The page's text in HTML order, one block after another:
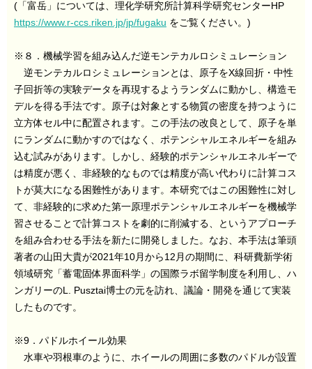
(「富岳」については、理化学研究所計算科学研究センターHP
https://www.r-ccs.riken.jp/jp/fugaku をご覧ください。)
※８．機械学習を組み込んだ逆モンテカルロシミュレーション
逆モンテカルロシミュレーションとは、原子をX線回折・中性
子回折等の実験データを再現するようランダムに動かし、構造モ
デルを得る手法です。原子は対象とする物質の密度を持つように
立方体セル中に配置されます。この手法の改良として、原子を単
にランダムに動かすのではなく、ポテンシャルエネルギーを組み
込む試みがあります。しかし、経験的ポテンシャルエネルギーで
は精度が悪く、非経験的なものでは精度が高い代わりに計算コス
トが莫大になる困難性があります。本研究ではこの困難性に対し
て、非経験的に求めた第一原理ポテンシャルエネルギーを機械学
習させることで計算コストを劇的に削減する、というアプローチ
を組み合わせる手法を新たに開発しました。なお、本手法は筆頭
著者の山田大貴が2021年10月から12月の期間に、科研費新学術
領域研究「蓄電固体界面科学」の国際ラボ留学制度を利用し、ハ
ンガリーのL. Pusztai博士の元を訪れ、議論・開発を通じて実装
したものです。
※9．パドルホイール効果
水車や羽根車のように、ホイールの周囲に多数のパドルが設置